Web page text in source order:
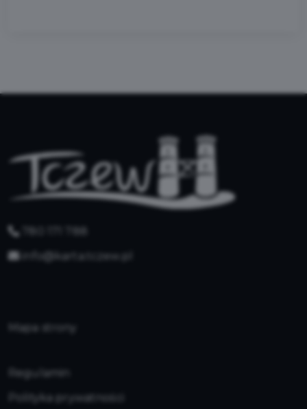
780 171 788
info@karta.tczew.pl
Mapa strony
Regulamin
Polityka prywatności